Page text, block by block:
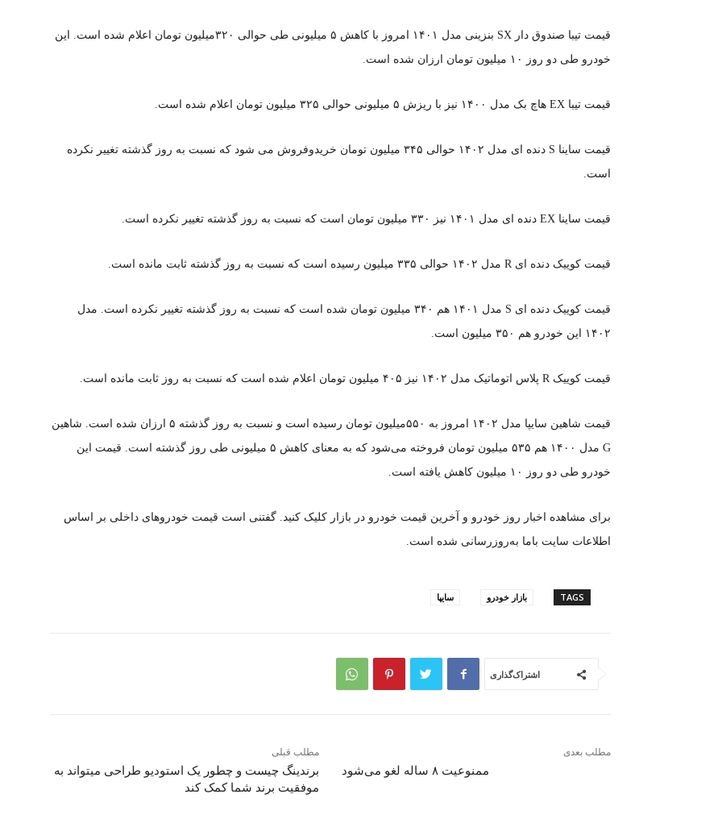
قیمت تیبا صندوق دار SX بنزینی مدل ۱۴۰۱ امروز با کاهش ۵ میلیونی طی حوالی ۳۲۰میلیون تومان اعلام شده است. این
خودرو طی دو روز ۱۰ میلیون تومان ارزان شده است.
قیمت تیبا EX هاچ بک مدل ۱۴۰۰ نیز با ریزش ۵ میلیونی حوالی ۳۲۵ میلیون تومان اعلام شده است.
قیمت ساینا S دنده ای‌ مدل ۱۴۰۲ حوالی ۳۴۵ میلیون تومان خریدوفروش می شود که نسبت به روز گذشته تغییر نکرده
است.
قیمت ساینا EX دنده ای مدل ۱۴۰۱ نیز ۳۳۰ میلیون تومان است که نسبت به روز گذشته تغییر نکرده است.
قیمت کوییک دنده ای R مدل ۱۴۰۲ حوالی ۳۳۵ میلیون رسیده است که نسبت به روز گذشته ثابت مانده است.
قیمت کوییک دنده ای S مدل ۱۴۰۱ هم ۳۴۰ میلیون تومان شده است که نسبت به روز گذشته تغییر نکرده است. مدل
۱۴۰۲ این خودرو هم ۳۵۰ میلیون است.
قیمت کوییک R پلاس اتوماتیک مدل ۱۴۰۲ نیز ۴۰۵ میلیون تومان اعلام شده است که نسبت به روز ثابت مانده است.
قیمت شاهین سایپا مدل ۱۴۰۲ امروز به ۵۵۰میلیون تومان رسیده است و نسبت به روز گذشته ۵ ارزان شده است. شاهین
G مدل ۱۴۰۰ هم ۵۳۵ میلیون تومان فروخته می‌شود که به معنای کاهش ۵ میلیونی طی روز گذشته است. قیمت این
خودرو طی دو روز ۱۰ میلیون کاهش یافته است.
برای مشاهده اخبار روز خودرو و آخرین قیمت خودرو در بازار کلیک کنید. گفتنی است قیمت خودروهای داخلی بر اساس
اطلاعات سایت باما به‌روزرسانی شده است.
TAGS بازار خودرو سایپا
اشتراک‌گذاری
مطلب قبلی
برندینگ چیست و چطور یک استودیو طراحی میتواند به
موفقیت برند شما کمک کند
مطلب بعدی
ممنوعیت ۸ ساله لغو می‌شود